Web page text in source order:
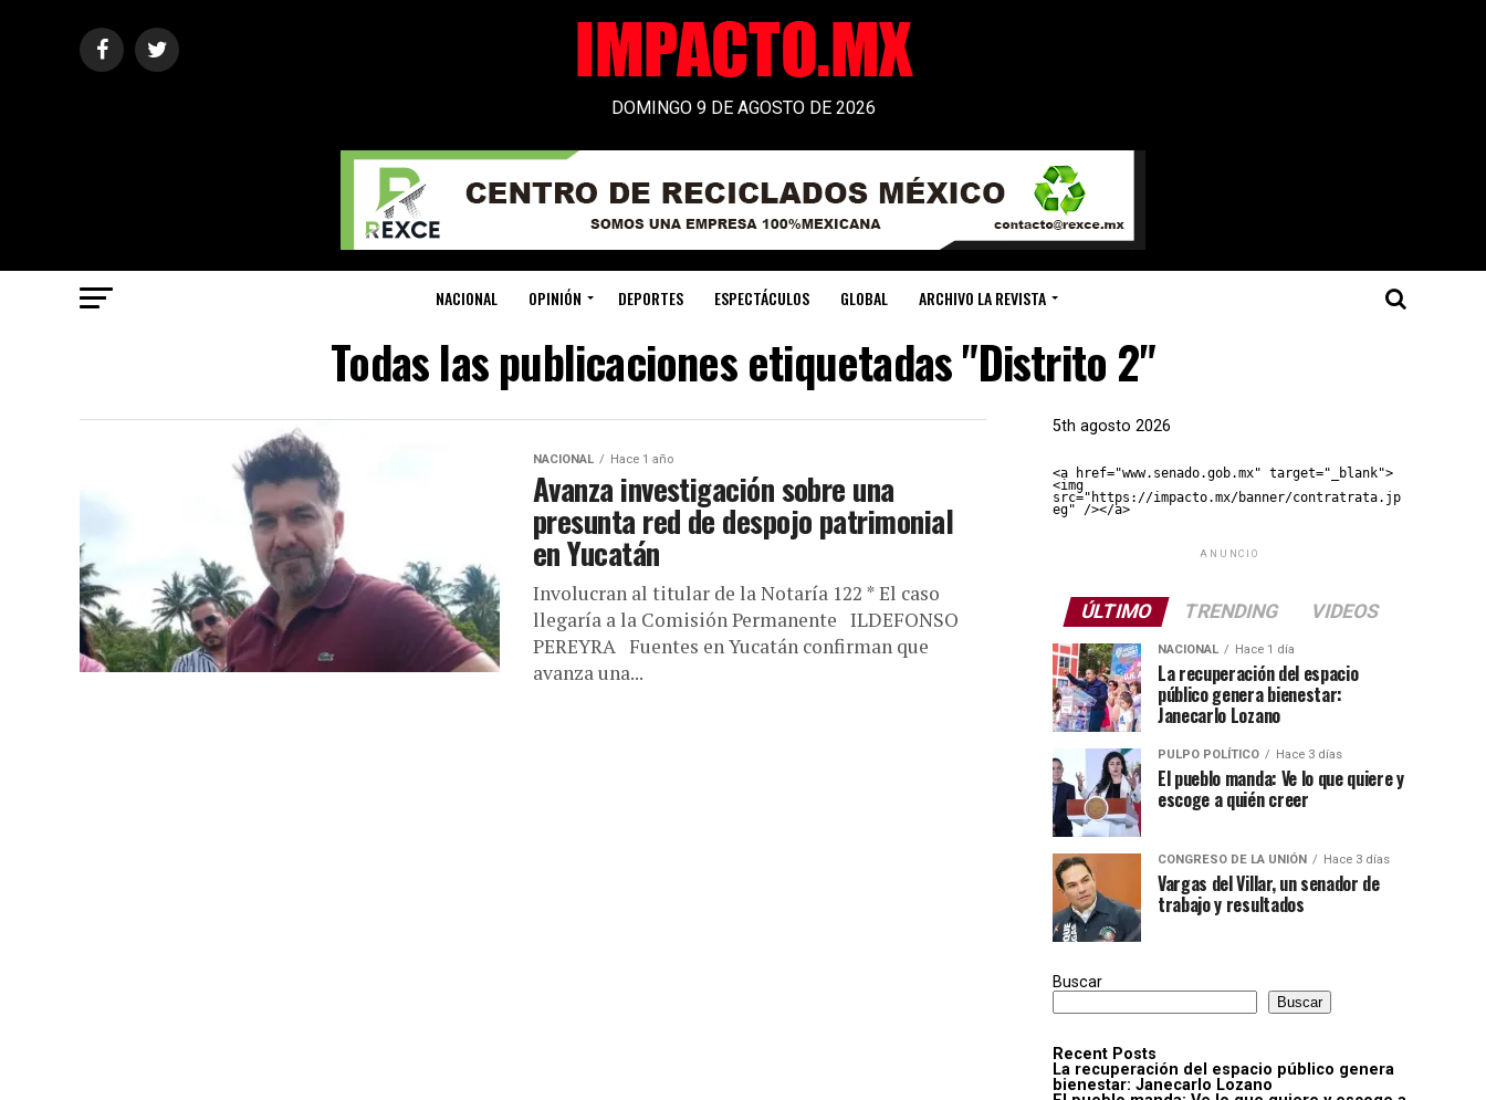
DOMINGO 9 DE AGOSTO DE 2026
NACIONAL OPINIÓN DEPORTES ESPECTÁCULOS GLOBAL ARCHIVO LA REVISTA
Todas las publicaciones etiquetadas "Distrito 2"
NACIONAL Hace 1 año
Avanza investigación sobre una
presunta red de despojo patrimonial
en Yucatán
Involucran al titular de la Notaría 122 * El caso
llegaría a la Comisión Permanente ILDEFONSO
PEREYRA Fuentes en Yucatán confirman que
avanza una...
5th agosto 2026
<a href="www.senado.gob.mx" target="_blank">
<img
src="https://impacto.mx/banner/contratrata.jp
eg" /></a>
ANUNCIO
ÚLTIMO TRENDING VIDEOS
NACIONAL Hace 1 día
La recuperación del espacio
público genera bienestar:
Janecarlo Lozano
PULPO POLÍTICO Hace 3 días
El pueblo manda: Ve lo que quiere y
escoge a quién creer
CONGRESO DE LA UNIÓN Hace 3 días
Vargas del Villar, un senador de
trabajo y resultados
Buscar
Buscar
Recent Posts
La recuperación del espacio público genera
bienestar: Janecarlo Lozano